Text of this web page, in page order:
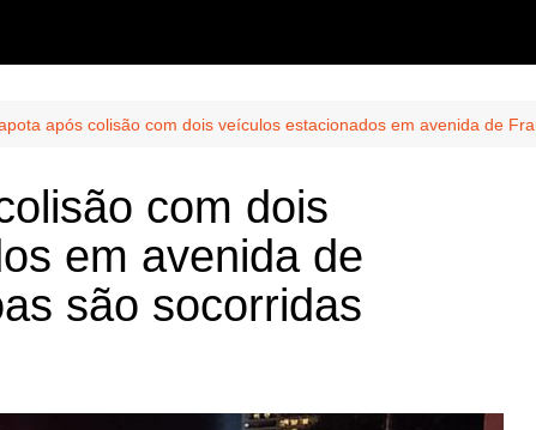
após colisão com dois veículos estacionados em avenida de
com dois
em avenida de
são socorridas